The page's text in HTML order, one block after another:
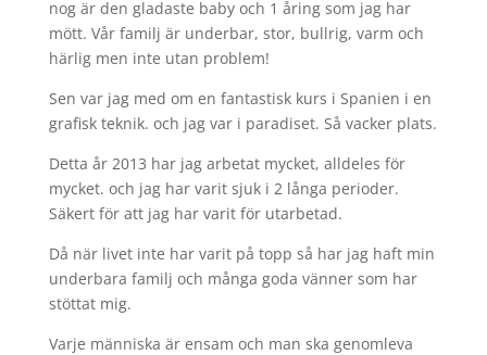
nog är den gladaste baby och 1 åring som jag har
mött. Vår familj är underbar, stor, bullrig, varm och
härlig men inte utan problem!
Sen var jag med om en fantastisk kurs i Spanien i en
grafisk teknik. och jag var i paradiset. Så vacker plats.
Detta år 2013 har jag arbetat mycket, alldeles för
mycket. och jag har varit sjuk i 2 långa perioder.
Säkert för att jag har varit för utarbetad.
Då när livet inte har varit på topp så har jag haft min
underbara familj och många goda vänner som har
stöttat mig.
Varje människa är ensam och man ska genomleva